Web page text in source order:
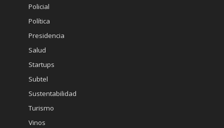
Policial
Política
Presidencia
Salud
Startups
Subtel
Sustentabilidad
Turismo
Vinos